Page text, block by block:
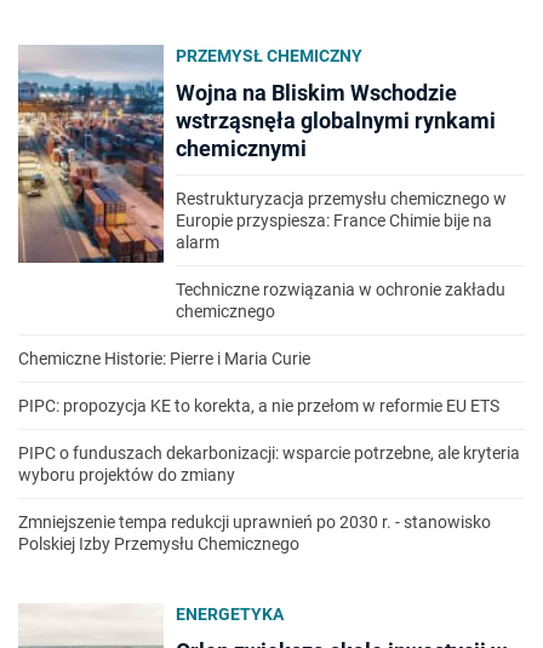
PRZEMYSŁ CHEMICZNY
Wojna na Bliskim Wschodzie
wstrząsnęła globalnymi rynkami
chemicznymi
Restrukturyzacja przemysłu chemicznego w
Europie przyspiesza: France Chimie bije na
alarm
Techniczne rozwiązania w ochronie zakładu
chemicznego
Chemiczne Historie: Pierre i Maria Curie
PIPC: propozycja KE to korekta, a nie przełom w reformie EU ETS
PIPC o funduszach dekarbonizacji: wsparcie potrzebne, ale kryteria
wyboru projektów do zmiany
Zmniejszenie tempa redukcji uprawnień po 2030 r. - stanowisko
Polskiej Izby Przemysłu Chemicznego
ENERGETYKA